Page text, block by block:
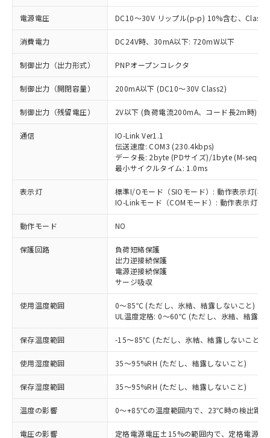
電源電圧 DC10～30V リップル(p-p) 10%含む、Class2
消費電力 DC24V時、30mA以下: 720mW以下
制御出力（出力形式） PNPオープンコレクタ
制御出力（開閉容量） 200mA以下 (DC10～30V Class2)
制御出力（残留電圧） 2V以下 (負荷電流200mA、コード長2m時)
通信
IO-Link Ver1.1
伝送速度: COM3 (230.4kbps)
データ長: 2byte (PDサイズ)/1byte (M-
最小サイクルタイム: 1.0ms
表示灯
標準I/Oモード（SIOモード）: 動作表示灯(橙
IO-Linkモード（COMモード）: 動作表示灯(
動作モード NO
保護回路
負荷短絡保護
出力逆接続保護
電源逆接続保護
サージ吸収
使用温度範囲
0～85℃ (ただし、氷結、結露しないこと)
UL温度定格: 0～60℃ (ただし、氷結、結露し
保存温度範囲 -15～85℃ (ただし、氷結、結露しないこと)
使用湿度範囲 35～95%RH (ただし、結露しないこと)
保存湿度範囲 35～95%RH (ただし、結露しないこと)
温度の影響 0～+85℃の温度範囲内で、23℃時の検出距
電圧の影響 定格電源電圧±15%の範囲内で、定格電源
ご利用条件
以下の条件をお読みいただき、同意のうえ
ご利用ください。
本サービスは、当社制御機器事業取扱
商品の当社在庫状況および標準価格
(税抜)を提供させていただくもので
当社制御機器事業取扱商品の中には、
本サービスの対象外となる商品もある
ことをご了承ください。
非含有に対応した製品が提供可能な商品で
対応予定：EU RoHS指令（10物質）の非含
有に対応した製品に切り替える予定のある
対応予定なし：EU RoHS指令（10物質）の
非含有に非対応の商品で、対応品を出す予
定はありません。
調査・確認中：EU RoHS指令（10物質）の
非含有の対応状況を調査中または確認中の
非該当品：ライセンス料など無形物で、有
害物質有無と関係のない商品です。
仕入先様の事情により、非含有部品として
いたものが、含有品と判明した場合などや
※1 中国RoHS○×表
「○」：最大均質材料含有率が中国RoHSの
基準値以下であることを示します。
「×」：最大均質材料含有率が中国RoHSの
基準値を超えていることを示します。
「－」：未確認です。当社販売部門へお問
当社は、これら貴社製品のうち、外国